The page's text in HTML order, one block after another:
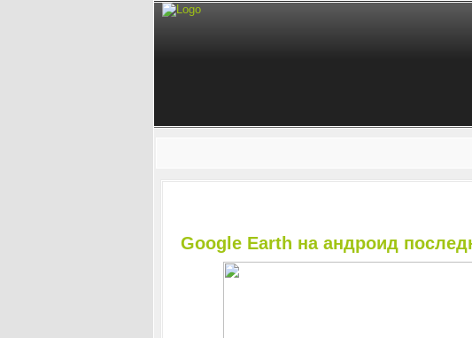
Google Earth на андроид